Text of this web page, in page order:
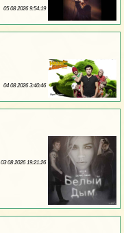
05 08 2026 9:54:19
04 08 2026 3:40:46
03 08 2026 19:21:26